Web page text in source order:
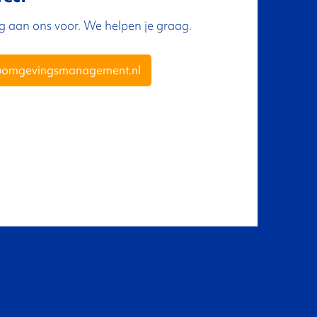
aan ons voor. We helpen je graag.